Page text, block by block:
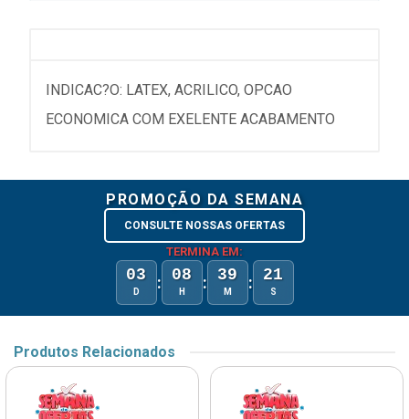
INDICAC?O: LATEX, ACRILICO, OPCAO
ECONOMICA COM EXELENTE ACABAMENTO
PROMOÇÃO DA SEMANA
CONSULTE NOSSAS OFERTAS
TERMINA EM:
03
D : 08
H : 39
M : 21
S
Produtos Relacionados